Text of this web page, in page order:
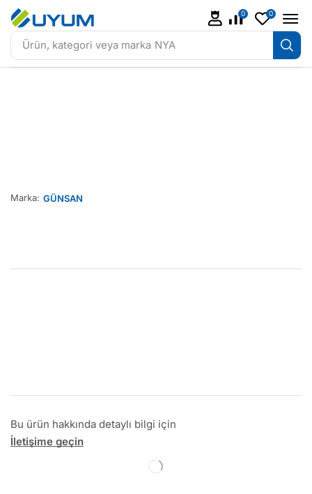
Ürün, kategori veya marka NYA
0 0
Marka: GÜNSAN
Bu ürün hakkında detaylı bilgi için
İletişime geçin